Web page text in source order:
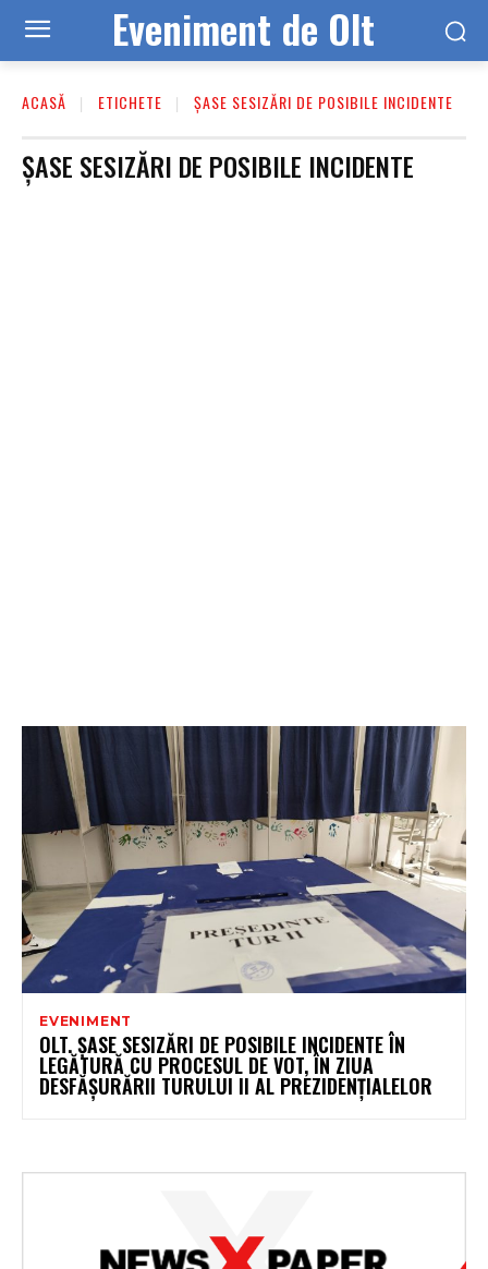
Eveniment de Olt
ACASĂ ETICHETE ȘASE SESIZĂRI DE POSIBILE INCIDENTE
ȘASE SESIZĂRI DE POSIBILE INCIDENTE
EVENIMENT
OLT. ȘASE SESIZĂRI DE POSIBILE INCIDENTE ÎN
LEGĂTURĂ CU PROCESUL DE VOT, ÎN ZIUA
DESFĂȘURĂRII TURULUI II AL PREZIDENȚIALELOR